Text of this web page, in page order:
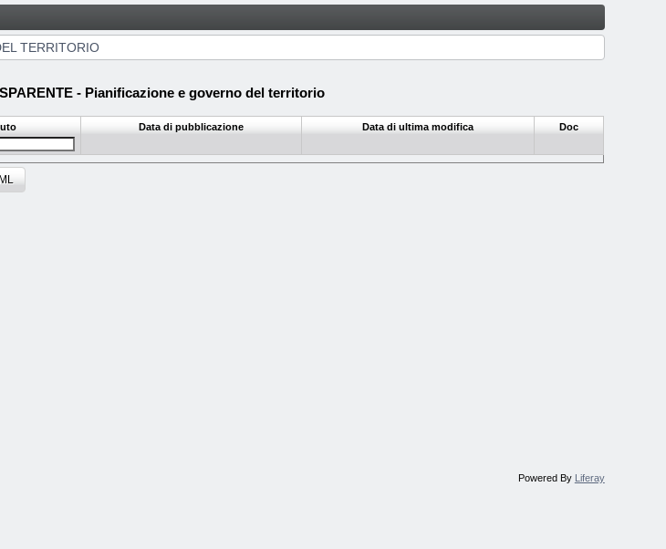
TERRITORIO
- Pianificazione e governo del territorio
Data di pubblicazione Data di ultima modifica Doc
Powered By Liferay